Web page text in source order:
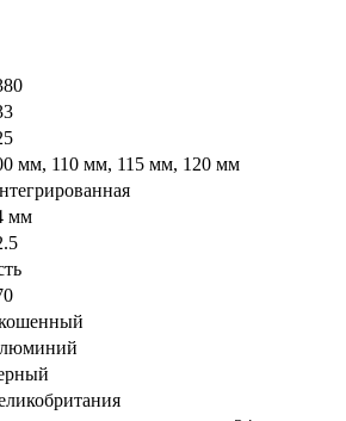
мм, 110 мм, 115 мм, 120 мм
мм